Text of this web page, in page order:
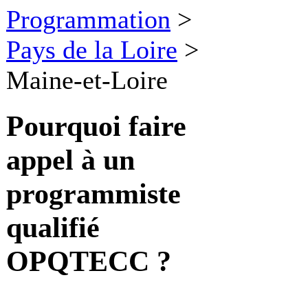
Programmation >
Pays de la Loire >
Maine-et-Loire
Pourquoi faire
appel à un
programmiste
qualifié
OPQTECC ?